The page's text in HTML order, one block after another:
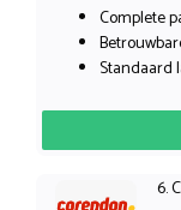
Complete
Standaard
6.